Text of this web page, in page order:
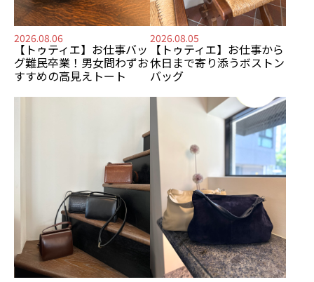
2026.08.06
【トゥティエ】 お仕事バッ
グ難民卒業！ 男女問わずお
すすめの高見えトート
2026.08.05
【トゥティエ】 お仕事から
休日まで寄り添うボストン
バッグ